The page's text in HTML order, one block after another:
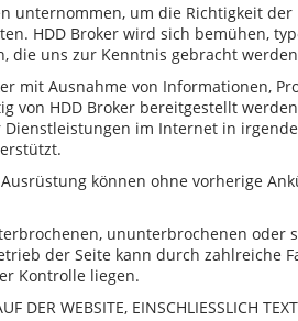
unternommen, um die Richtigkeit
HDD Broker wird sich bemühen,
die uns zur Kenntnis gebracht
mit Ausnahme von Informationen,
von HDD Broker bereitgestellt
im Internet in
können ohne vorherige
ununterbrochenen oder
der Seite kann durch zahlreiche
Kontrolle liegen.
DER WEBSITE, EINSCHLIESSLICH